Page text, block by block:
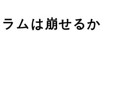
ムは崩せるか